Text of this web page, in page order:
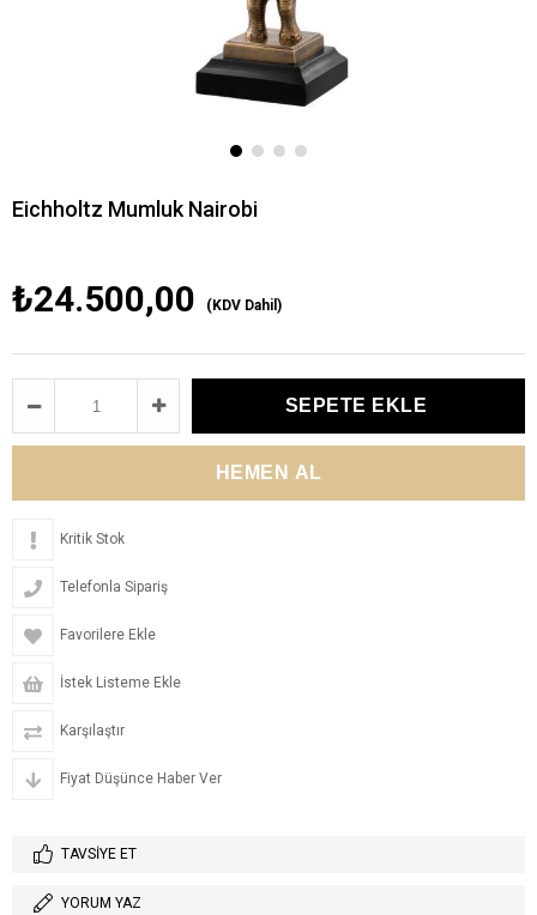
Eichholtz Mumluk Nairobi
₺24.500,00 (KDV Dahil)
Kritik Stok
Telefonla Sipariş
Favorilere Ekle
İstek Listeme Ekle
Karşılaştır
Fiyat Düşünce Haber Ver
TAVSIYE ET
YORUM YAZ